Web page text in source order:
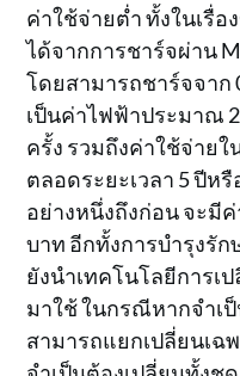
ค่าใช้จ่ายต่ำ ทั้งในเรื่
ได้จากการชาร์จผ่าน
โดยสามารถชาร์จจาก
เป็นค่าไฟฟ้าประมาณ
ครั้ง รวมถึงค่าใช้จ่าย
ตลอดระยะเวลา 5 ปีหรื
อย่างหนึ่งถึงก่อน จะมี
บาท อีกทั้งการบำรุงรัก
ยังนำเทคโนโลยีการเ
มาใช้ ในกรณีหากจำเ
สามารถแยกเปลี่ยนเฉ